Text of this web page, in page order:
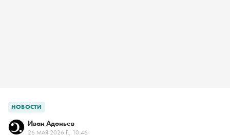
НОВОСТИ
Иван Адоньев
26 МАЯ 2026 Г., 10:46